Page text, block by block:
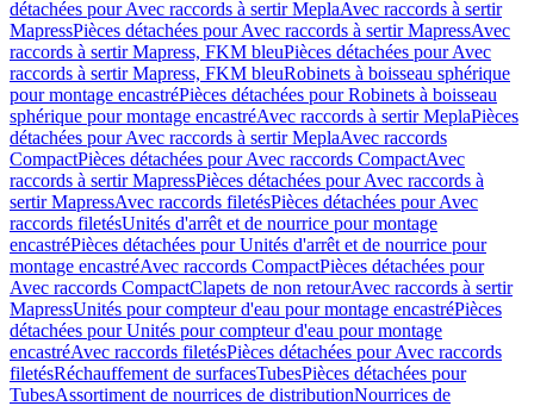
détachées pour Avec raccords à sertir MeplaAvec raccords à sertir
MapressPièces détachées pour Avec raccords à sertir MapressAvec
raccords à sertir Mapress, FKM bleuPièces détachées pour Avec
raccords à sertir Mapress, FKM bleuRobinets à boisseau sphérique
pour montage encastréPièces détachées pour Robinets à boisseau
sphérique pour montage encastréAvec raccords à sertir MeplaPièces
détachées pour Avec raccords à sertir MeplaAvec raccords
CompactPièces détachées pour Avec raccords CompactAvec
raccords à sertir MapressPièces détachées pour Avec raccords à
sertir MapressAvec raccords filetésPièces détachées pour Avec
raccords filetésUnités d'arrêt et de nourrice pour montage
encastréPièces détachées pour Unités d'arrêt et de nourrice pour
montage encastréAvec raccords CompactPièces détachées pour
Avec raccords CompactClapets de non retourAvec raccords à sertir
MapressUnités pour compteur d'eau pour montage encastréPièces
détachées pour Unités pour compteur d'eau pour montage
encastréAvec raccords filetésPièces détachées pour Avec raccords
filetésRéchauffement de surfacesTubesPièces détachées pour
TubesAssortiment de nourrices de distributionNourrices de